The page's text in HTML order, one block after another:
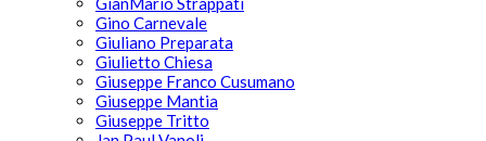
Gino Carnevale
Giuliano Preparata
Giulietto Chiesa
Giuseppe Franco Cusumano
Giuseppe Mantia
Giuseppe Tritto